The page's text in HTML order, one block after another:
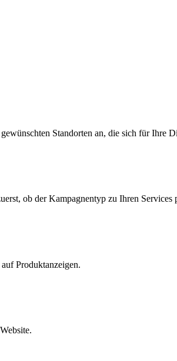
Standorten an, die sich für Ihre
ob der Kampagnentyp zu Ihren Services
Produktanzeigen.